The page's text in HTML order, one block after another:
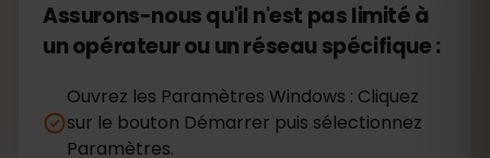
Assurons-nous qu'il n'est pas limité à
un opérateur ou un réseau spécifique :
Ouvrez les Paramètres Windows : Cliquez
sur le bouton Démarrer puis sélectionnez
Paramètres.